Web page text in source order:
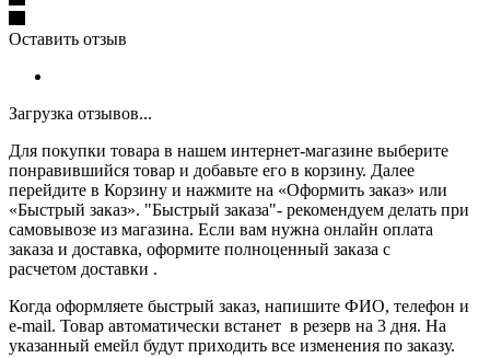
Оставить отзыв
Загрузка отзывов...
Для покупки товара в нашем интернет-магазине выберите
понравившийся товар и добавьте его в корзину. Далее
перейдите в Корзину и нажмите на «Оформить заказ» или
«Быстрый заказ». "Быстрый заказа"- рекомендуем делать при
самовывозе из магазина. Если вам нужна онлайн оплата
заказа и доставка, оформите полноценный заказа с
расчетом доставки .
Когда оформляете быстрый заказ, напишите ФИО, телефон и
e-mail. Товар автоматически встанет в резерв на 3 дня. На
указанный емейл будут приходить все изменения по заказу.